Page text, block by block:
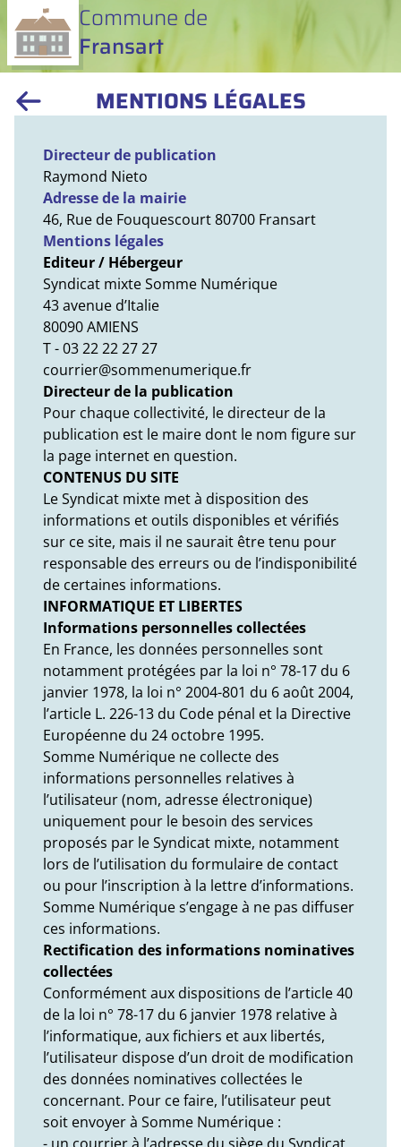
Commune de
Fransart
MENTIONS LÉGALES
Directeur de publication
Raymond Nieto
Adresse de la mairie
46, Rue de Fouquescourt 80700 Fransart
Mentions légales
Editeur / Hébergeur
Syndicat mixte Somme Numérique
43 avenue d’Italie
80090 AMIENS
T - 03 22 22 27 27
courrier@sommenumerique.fr
Directeur de la publication
Pour chaque collectivité, le directeur de la
publication est le maire dont le nom figure sur
la page internet en question.
CONTENUS DU SITE
Le Syndicat mixte met à disposition des
informations et outils disponibles et vérifiés
sur ce site, mais il ne saurait être tenu pour
responsable des erreurs ou de l’indisponibilité
de certaines informations.
INFORMATIQUE ET LIBERTES
Informations personnelles collectées
En France, les données personnelles sont
notamment protégées par la loi n° 78-17 du 6
janvier 1978, la loi n° 2004-801 du 6 août 2004,
l’article L. 226-13 du Code pénal et la Directive
Européenne du 24 octobre 1995.
Somme Numérique ne collecte des
informations personnelles relatives à
l’utilisateur (nom, adresse électronique)
uniquement pour le besoin des services
proposés par le Syndicat mixte, notamment
lors de l’utilisation du formulaire de contact
ou pour l’inscription à la lettre d’informations.
Somme Numérique s’engage à ne pas diffuser
ces informations.
Rectification des informations nominatives
collectées
Conformément aux dispositions de l’article 40
de la loi n° 78-17 du 6 janvier 1978 relative à
l’informatique, aux fichiers et aux libertés,
l’utilisateur dispose d’un droit de modification
des données nominatives collectées le
concernant. Pour ce faire, l’utilisateur peut
soit envoyer à Somme Numérique :